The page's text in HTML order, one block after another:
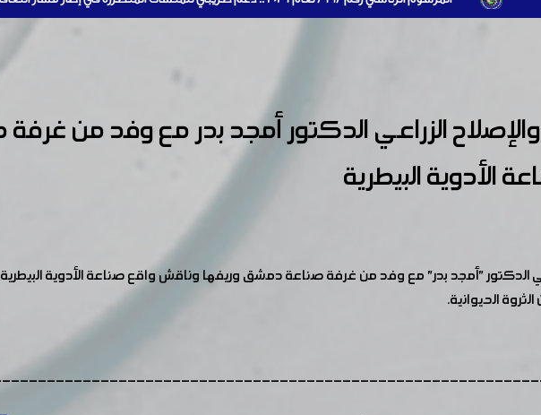
والإصلاح الزراعي الدكتور أمجد بدر مع وفد من
الأدوية البيطرية
الدكتور "أمجد بدر" مع وفد من غرفة صناعة دمشق وريفها وناقش واقع صناعة الأدوية
الحيوانية.